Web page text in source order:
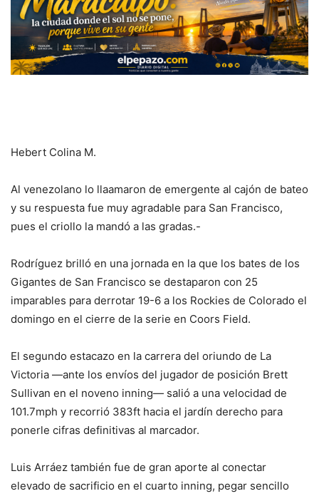
Hebert Colina M.
Al venezolano lo llaamaron de emergente al cajón de bateo
y su respuesta fue muy agradable para San Francisco,
pues el criollo la mandó a las gradas.-
Rodríguez brilló en una jornada en la que los bates de los
Gigantes de San Francisco se destaparon con 25
imparables para derrotar 19-6 a los Rockies de Colorado el
domingo en el cierre de la serie en Coors Field.
El segundo estacazo en la carrera del oriundo de La
Victoria —ante los envíos del jugador de posición Brett
Sullivan en el noveno inning— salió a una velocidad de
101.7mph y recorrió 383ft hacia el jardín derecho para
ponerle cifras definitivas al marcador.
Luis Arráez también fue de gran aporte al conectar
elevado de sacrificio en el cuarto inning, pegar sencillo